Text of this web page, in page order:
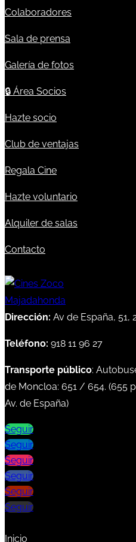
Colaboradores
Sala de prensa
Galería de fotos
🔒 Área Socios
Hazte socio
Club de ventajas
Regala Cine
Hazte voluntario
Alquiler de salas
Contacto
Dirección: Av de España, 51,
Teléfono: 918 11 96 27
Transporte público:
de Moncloa: 651 / 654. (655
Av. de España)
Seguir
Seguir
Seguir
Seguir
Seguir
Seguir
Inicio